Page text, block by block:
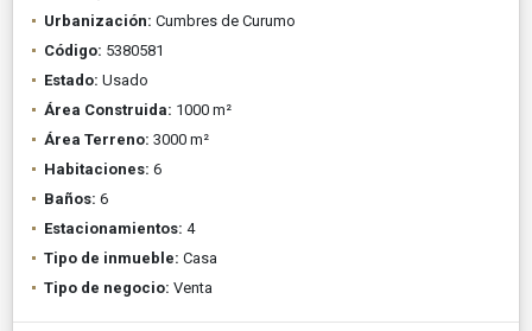
Urbanización: Cumbres de Curumo
Código: 5380581
Estado: Usado
Área Construida: 1000 m²
Área Terreno: 3000 m²
Habitaciones: 6
Baños: 6
Estacionamientos: 4
Tipo de inmueble: Casa
Tipo de negocio: Venta